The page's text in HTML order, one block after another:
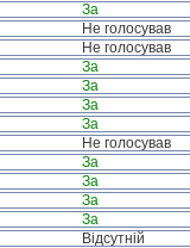
За
Не голосував
Не голосував
За
За
За
За
Не голосував
За
За
За
За
Відсутній